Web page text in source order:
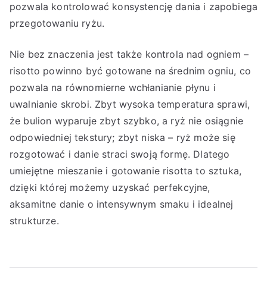
pozwala kontrolować konsystencję dania i zapobiega
przegotowaniu ryżu.
Nie bez znaczenia jest także kontrola nad ogniem –
risotto powinno być gotowane na średnim ogniu, co
pozwala na równomierne wchłanianie płynu i
uwalnianie skrobi. Zbyt wysoka temperatura sprawi,
że bulion wyparuje zbyt szybko, a ryż nie osiągnie
odpowiedniej tekstury; zbyt niska – ryż może się
rozgotować i danie straci swoją formę. Dlatego
umiejętne mieszanie i gotowanie risotta to sztuka,
dzięki której możemy uzyskać perfekcyjne,
aksamitne danie o intensywnym smaku i idealnej
strukturze.